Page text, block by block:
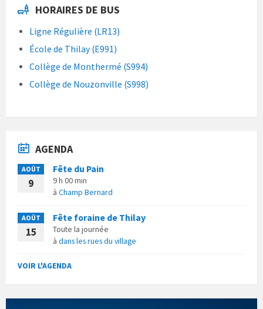
HORAIRES DE BUS
Ligne Régulière (LR13)
École de Thilay (E991)
Collège de Monthermé (S994)
Collège de Nouzonville (S998)
AGENDA
AOÛT
9
Fête du Pain
9 h 00 min
à Champ Bernard
AOÛT
15
Fête foraine de Thilay
Toute la journée
à dans les rues du village
VOIR L'AGENDA